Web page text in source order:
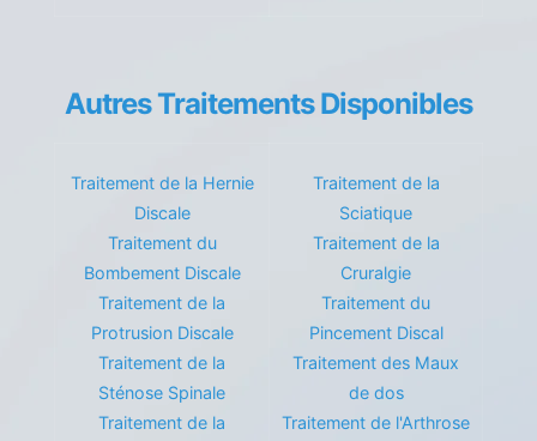
Autres Traitements Disponibles
Traitement de la Hernie
Discale
Traitement du
Bombement Discale
Traitement de la
Protrusion Discale
Traitement de la
Sténose Spinale
Traitement de la
Traitement de la
Sciatique
Traitement de la
Cruralgie
Traitement du
Pincement Discal
Traitement des Maux
de dos
Traitement de l'Arthrose